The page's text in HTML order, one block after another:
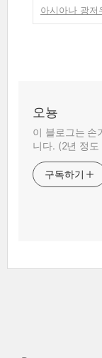
아시아나 광저
오뇽
이 블로그는 손
니다. (2년 정
구독하기